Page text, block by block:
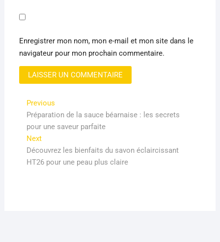
Enregistrer mon nom, mon e-mail et mon site dans le
navigateur pour mon prochain commentaire.
Navigation
de
l’article
PreviousPrevious
post:
Préparation de la sauce béarnaise : les secrets
pour une saveur parfaite
NextNext
post:
Découvrez les bienfaits du savon éclaircissant
HT26 pour une peau plus claire